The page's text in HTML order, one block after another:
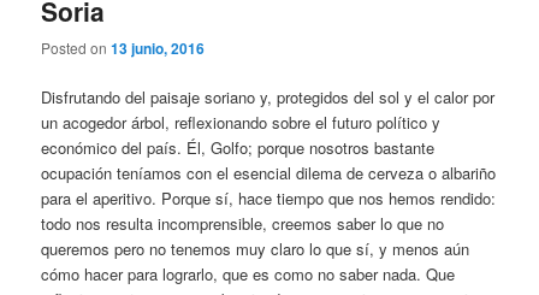
Soria
Posted on13 junio, 2016
Disfrutando del paisaje soriano y, protegidos del sol y el calor por
un acogedor árbol, reflexionando sobre el futuro político y
económico del país. Él, Golfo; porque nosotros bastante
ocupación teníamos con el esencial dilema de cerveza o albariño
para el aperitivo. Porque sí, hace tiempo que nos hemos rendido:
todo nos resulta incomprensible, creemos saber lo que no
queremos pero no tenemos muy claro lo que sí, y menos aún
cómo hacer para lograrlo, que es como no saber nada. Que